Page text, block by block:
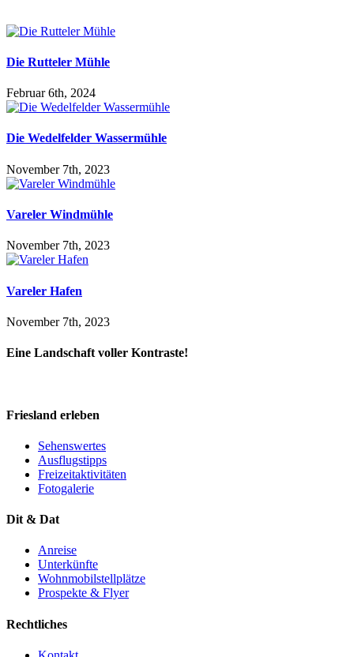
Die Rutteler Mühle
Februar 6th, 2024
Die Wedelfelder Wassermühle
November 7th, 2023
Vareler Windmühle
November 7th, 2023
Vareler Hafen
November 7th, 2023
Eine Landschaft voller Kontraste!
Friesland erleben
Sehenswertes
Ausflugstipps
Freizeitaktivitäten
Fotogalerie
Dit & Dat
Anreise
Unterkünfte
Wohnmobilstellplätze
Prospekte & Flyer
Rechtliches